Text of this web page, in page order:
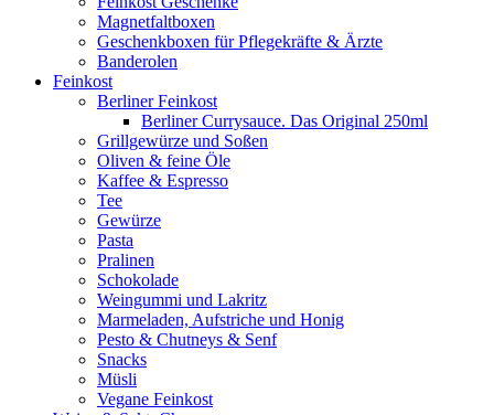
Magnetfaltboxen
Geschenkboxen für Pflegekräfte & Ärzte
Banderolen
Feinkost
Berliner Feinkost
Berliner Currysauce. Das Original 250ml
Grillgewürze und Soßen
Oliven & feine Öle
Kaffee & Espresso
Tee
Gewürze
Pasta
Pralinen
Schokolade
Weingummi und Lakritz
Marmeladen, Aufstriche und Honig
Pesto & Chutneys & Senf
Snacks
Müsli
Vegane Feinkost